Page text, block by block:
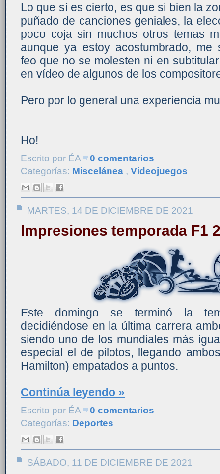
Lo que sí es cierto, es que si bien la
puñado de canciones geniales, la
poco coja sin muchos otros temas
aunque ya estoy acostumbrado, me
feo que no se molesten ni en
en vídeo de algunos de los
Pero por lo general una experiencia
Ho!
Escrito por ÉA
0 comentarios
Categorías: Miscelánea , Videojuegos
MARTES, 14 DE DICIEMBRE DE 2021
Impresiones temporada F1
Este domingo se terminó la
decidiéndose en la última carrera
siendo uno de los mundiales más
especial el de pilotos, llegando
Hamilton) empatados a puntos.
Continúa leyendo »
Escrito por ÉA
0 comentarios
Categorías: Deportes
SÁBADO, 11 DE DICIEMBRE DE 2021